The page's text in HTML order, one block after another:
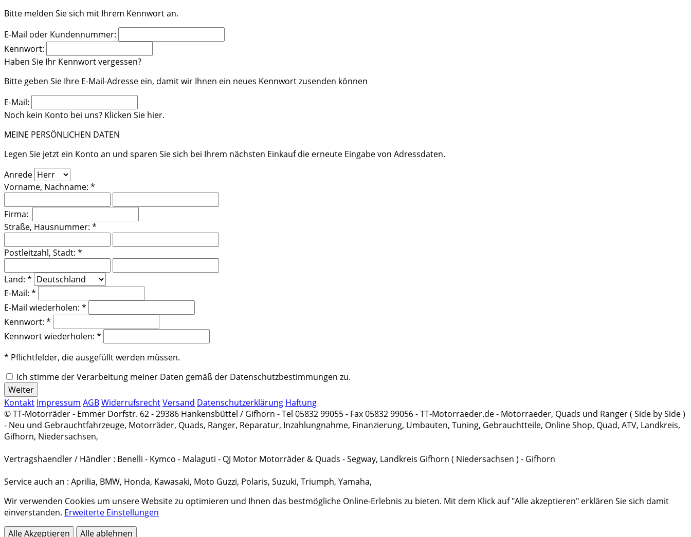
Bitte melden Sie sich mit Ihrem Kennwort an.
E-Mail oder Kundennummer:
Kennwort:
Haben Sie Ihr Kennwort vergessen?
Bitte geben Sie Ihre E-Mail-Adresse ein, damit wir Ihnen ein neues Kennwort zusenden können
E-Mail:
Noch kein Konto bei uns? Klicken Sie hier.
MEINE PERSÖNLICHEN DATEN
Legen Sie jetzt ein Konto an und sparen Sie sich bei Ihrem nächsten Einkauf die erneute Eingabe von Adressdaten.
Anrede
Vorname, Nachname: *
Firma:
Straße, Hausnummer: *
Postleitzahl, Stadt: *
Land: *
E-Mail: *
E-Mail wiederholen: *
Kennwort: *
Kennwort wiederholen: *
* Pflichtfelder, die ausgefüllt werden müssen.
Ich stimme der Verarbeitung meiner Daten gemäß der Datenschutzbestimmungen zu.
Kontakt Impressum AGBWiderrufsrechtVersand Datenschutzerklärung Haftung
© TT-Motorräder - Emmer Dorfstr. 62 - 29386 Hankensbüttel / Gifhorn - Tel 05832 99055 - Fax 05832 99056 - TT-Motorraeder.de - Motorraeder, Quads und Ranger ( Side by Side )
- Neu und Gebrauchtfahrzeuge, Motorräder, Quads, Ranger, Reparatur, Inzahlungnahme, Finanzierung, Umbauten, Tuning, Gebrauchtteile, Online Shop, Quad, ATV, Landkreis,
Gifhorn, Niedersachsen,
Vertragshaendler / Händler : Benelli - Kymco - Malaguti - QJ Motor Motorräder & Quads - Segway, Landkreis Gifhorn ( Niedersachsen ) - Gifhorn
Service auch an : Aprilia, BMW, Honda, Kawasaki, Moto Guzzi, Polaris, Suzuki, Triumph, Yamaha,
Wir verwenden Cookies um unsere Website zu optimieren und Ihnen das bestmögliche Online-Erlebnis zu bieten. Mit dem Klick auf "Alle akzeptieren" erklären Sie sich damit
einverstanden. Erweiterte Einstellungen
Alle Akzeptieren
Alle ablehnen